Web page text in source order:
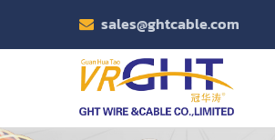
sales@ghtcable.com